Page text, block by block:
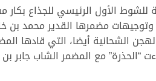
الأول الرئيسي للجذاع
وتوجيهات مضمرها القدير محمد
لهجن الشحانية أيضا،